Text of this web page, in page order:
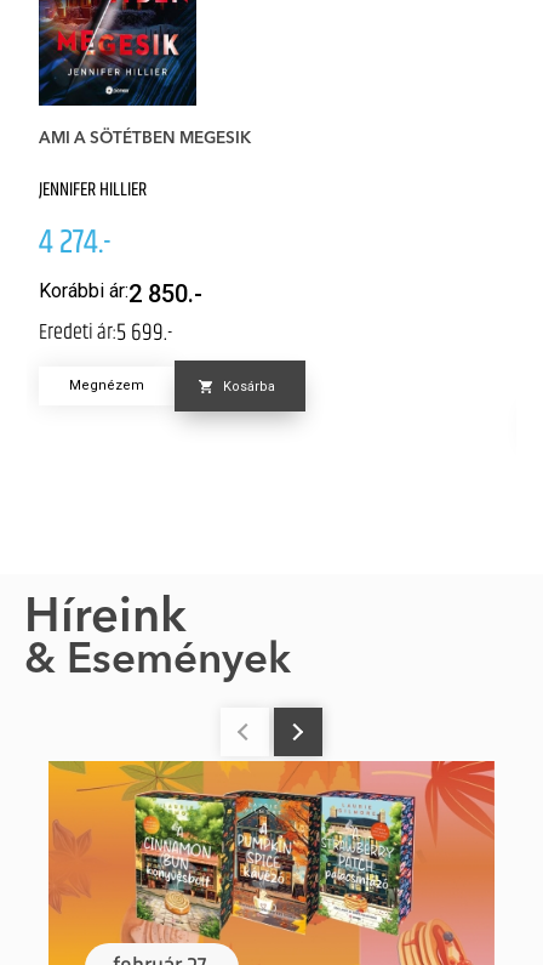
AMI A SÖTÉTBEN MEGESIK
JENNIFER HILLIER
4 274.-
Korábbi ár:2 850.-
Eredeti ár:5 699.-
Megnézem Kosárba
Híreink
& Események